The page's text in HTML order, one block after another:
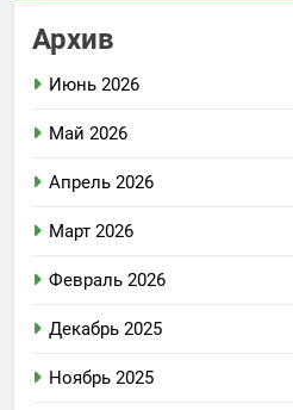
Архив
Июнь 2026
Май 2026
Апрель 2026
Март 2026
Февраль 2026
Декабрь 2025
Ноябрь 2025